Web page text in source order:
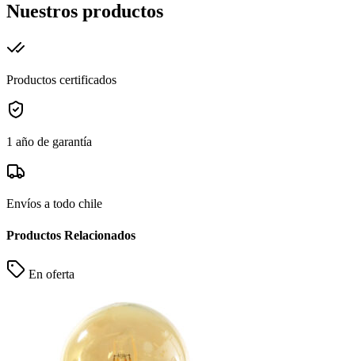
Nuestros productos
Productos certificados
1 año de garantía
Envíos a todo chile
Productos Relacionados
En oferta